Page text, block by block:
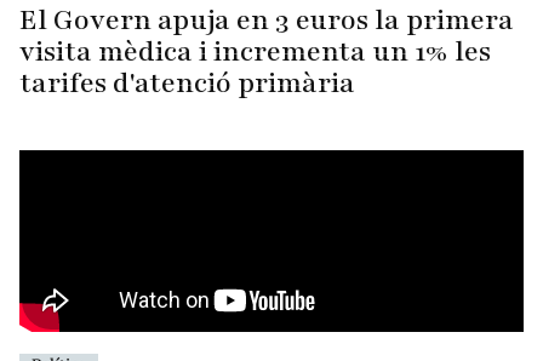
El Govern apuja en 3 euros la primera
visita mèdica i incrementa un 1% les
tarifes d'atenció primària